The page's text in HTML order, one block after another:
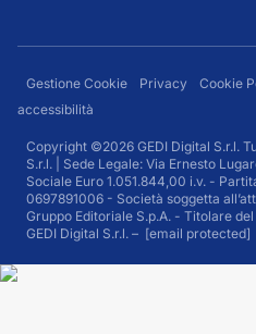
Gestione Cookie Privacy Cookie
accessibilità
Copyright ©2026 GEDI Digital S.r.l.
S.r.l. | Sede Legale: Via Ernesto
Sociale Euro 1.051.844,00 i.v. -
0697891006 - Società soggetta
Gruppo Editoriale S.p.A. - Titolare
GEDI Digital S.r.l. – [email protected]